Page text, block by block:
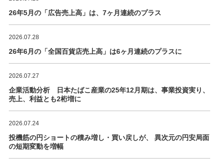
26年5月の「広告売上高」は、7ヶ月連続のプラス
2026.07.28
26年6月の「全国百貨店売上高」は6ヶ月連続のプラスに
2026.07.27
企業活動分析 日本たばこ産業の25年12月期は、事業投資実り、
売上、利益とも2桁増に
2026.07.24
投機筋の円ショートの積み増し・買い戻しが、 異次元の円安局面
の短期変動を増幅